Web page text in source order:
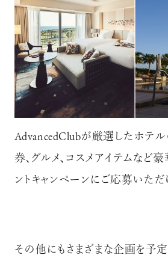
AdvancedClubが厳選したホテ
券、グルメ、コスメアイテムなど
ントキャンペーンにご応募いただ
その他にもさまざまな企画を予定